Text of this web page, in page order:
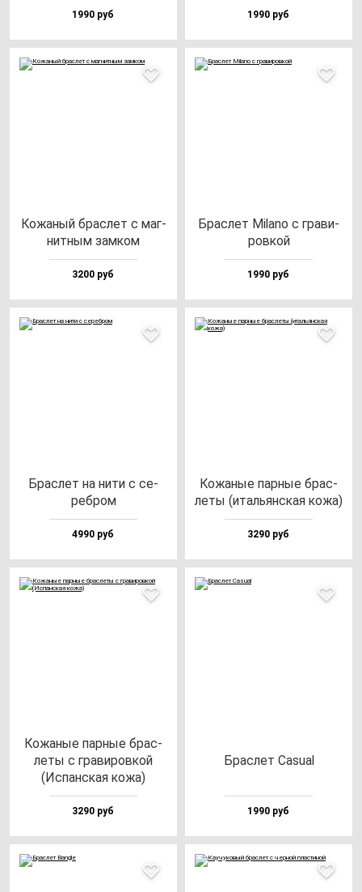
1990 руб 1990 руб
Кожа­ный брас­лет с маг­
нит­ным зам­ком
3200 руб
Брас­лет Mila­no с гра­ви­
ров­кой
1990 руб
Брас­лет на ни­ти с се­
реб­ром
4990 руб
Кожа­ные пар­ные брас­
ле­ты (италь­ян­ская ко­жа)
3290 руб
Кожа­ные пар­ные брас­
ле­ты с гра­ви­ров­кой
(Испан­ская ко­жа)
3290 руб
Брас­лет Casu­al
1990 руб